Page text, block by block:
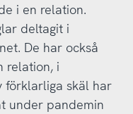
i en relation.
deltagit i
De har också
relation, i
förklarliga skäl har
under pandemin